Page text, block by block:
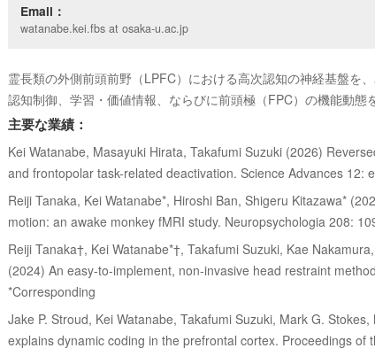
Email：
watanabe.kei.fbs at osaka-u.ac.jp
霊長類の外側前頭前野（LPFC）における高次認知の神経基盤を
認知制御、学習・価値情報、ならびに前頭極（FPC）の機能動態
主要な業績：
Kei Watanabe, Masayuki Hirata, Takafumi Suzuki (2026)
and frontopolar task-related deactivation. Science Advances 12:
Reiji Tanaka, Kei Watanabe*, Hiroshi Ban, Shigeru Kitazawa*
motion: an awake monkey fMRI study. Neuropsychologia 208:
Reiji Tanaka†, Kei Watanabe*†, Takafumi Suzuki, Kae
(2024) An easy-to-implement, non-invasive head restraint
*Corresponding
Jake P. Stroud, Kei Watanabe, Takafumi Suzuki, Mark G.
explains dynamic coding in the prefrontal cortex. Proceedings of